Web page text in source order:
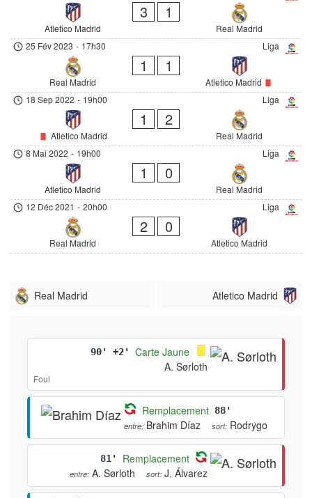
Atletico Madrid
3 1
Real Madrid
Liga
25 Fév 2023 - 17h30
Real Madrid
1 1
Atletico Madrid
Liga
18 Sep 2022 - 19h00
Atletico Madrid
1 2
Real Madrid
Liga
8 Mai 2022 - 19h00
Atletico Madrid
1 0
Real Madrid
Liga
12 Déc 2021 - 20h00
Real Madrid
2 0
Atletico Madrid
Real Madrid Atletico Madrid
90' +2'
Carte Jaune
A. Sørloth
Foul
Remplacement 88'
entre: Brahim Díaz sort: Rodrygo
81' Remplacement
entre: A. Sørloth sort: J. Álvarez